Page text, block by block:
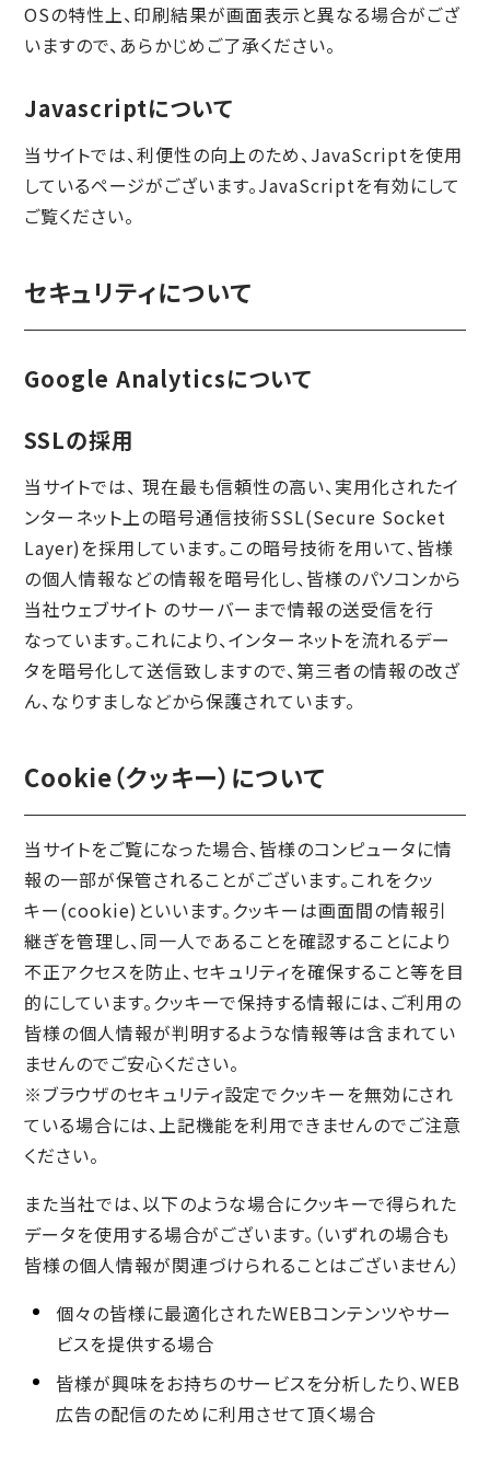
OSの特性上、印刷結果が画面表示と異なる場合がござ
いますので、あらかじめご了承ください。
Javascriptについて
当サイトでは、利便性の向上のため、JavaScriptを使用
しているページがございます。JavaScriptを有効にして
ご覧ください。
セキュリティについて
Google Analyticsについて
SSLの採用
当サイトでは、 現在最も信頼性の高い、実用化されたイ
ンターネット上の暗号通信技術SSL(Secure Socket
Layer)を採用しています。この暗号技術を用いて、皆様
の個人情報などの情報を暗号化し、皆様のパソコンから
当社ウェブサイト のサーバーまで情報の送受信を行
なっています。これにより、インターネットを流れるデー
タを暗号化して送信致しますので、第三者の情報の改ざ
ん、なりすましなどから保護されています。
Cookie（クッキー）について
当サイトをご覧になった場合、皆様のコンピュータに情
報の一部が保管されることがございます。これをクッ
キー(cookie)といいます。クッキーは画面間の情報引
継ぎを管理し、同一人であることを確認することにより
不正アクセスを防止、セキュリティを確保すること等を目
的にしています。クッキーで保持する情報には、ご利用の
皆様の個人情報が判明するような情報等は含まれてい
ませんのでご安心ください。
※ブラウザのセキュリティ設定でクッキーを無効にされ
ている場合には、上記機能を利用できませんのでご注意
ください。
また当社では、以下のような場合にクッキーで得られた
データを使用する場合がございます。（いずれの場合も
皆様の個人情報が関連づけられることはございません）
個々の皆様に最適化されたWEBコンテンツやサー
ビスを提供する場合
皆様が興味をお持ちのサービスを分析したり、WEB
広告の配信のために利用させて頂く場合